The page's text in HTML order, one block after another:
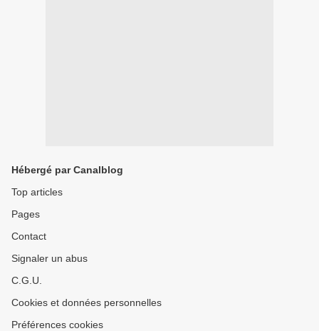
Hébergé par Canalblog
Top articles
Pages
Contact
Signaler un abus
C.G.U.
Cookies et données personnelles
Préférences cookies